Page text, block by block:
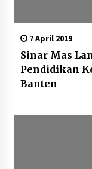
7 April 2019
Sinar Mas
Pendidikan
Banten